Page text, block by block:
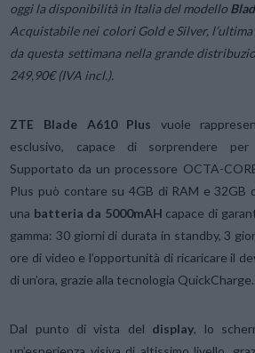
oggi la disponibilità in Italia del modello
Acquistabile nei colori Gold e Silver,
da questa settimana nella grande
249,90€ (IVA incl.).
ZTE Blade A610 Plus vuole
esclusivo, capace di sorprendere
Supportato da un processore OCTA-
Plus può contare su 4GB di RAM e 32GB
una batteria da 5000mAH capace di
gamma: 30 giorni di durata in standby, 3
ore di video e l’opportunità di ricaricare il
di un’ora, grazie alla tecnologia QuickCharge.
Dal punto di vista del display, lo